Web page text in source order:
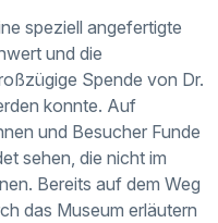
speziell angefertigte
und die
Spende von Dr.
konnte. Auf
und Besucher Funde
sehen, die nicht im
Bereits auf dem Weg
das Museum erläutern